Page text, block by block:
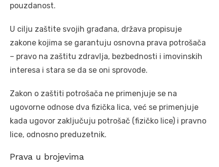
pouzdanost.
U cilju zaštite svojih građana, država propisuje
zakone kojima se garantuju osnovna prava potrošača
– pravo na zaštitu zdravlja, bezbednosti i imovinskih
interesa i stara se da se oni sprovode.
Zakon o zaštiti potrošača ne primenjuje se na
ugovorne odnose dva fizička lica, već se primenjuje
kada ugovor zaključuju potrošač (fizičko lice) i pravno
lice, odnosno preduzetnik.
Prava u brojevima